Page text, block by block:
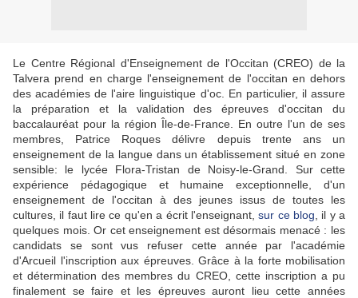
Le Centre Régional d'Enseignement de l'Occitan (CREO) de la
Talvera prend en charge l'enseignement de l'occitan en dehors
des académies de l'aire linguistique d'oc. En particulier, il assure
la préparation et la validation des épreuves d'occitan du
baccalauréat pour la région Île-de-France. En outre l'un de ses
membres, Patrice Roques délivre depuis trente ans un
enseignement de la langue dans un établissement situé en zone
sensible: le lycée Flora-Tristan de Noisy-le-Grand. Sur cette
expérience pédagogique et humaine exceptionnelle, d'un
enseignement de l'occitan à des jeunes issus de toutes les
cultures, il faut lire ce qu'en a écrit l'enseignant,sur ce blog , il y a
quelques mois. Or cet enseignement est désormais menacé : les
candidats se sont vus refuser cette année par l'académie
d'Arcueil l'inscription aux épreuves. Grâce à la forte mobilisation
et détermination des membres du CREO, cette inscription a pu
finalement se faire et les épreuves auront lieu cette années